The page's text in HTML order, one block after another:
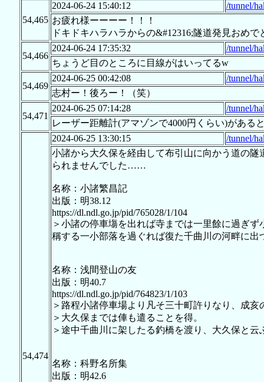
54,465
2024-06-24 15:40:12
/tunnel/
お疲れ様ーーーー！！！
ドキドキハラハラからの&#12316;隧道発見おめで
54,466
2024-06-24 17:35:32
/tunnel/
ちょうど目のところに目線がはいってるw
54,469
2024-06-25 00:42:08
/tunnel/
志村ー！後ろー！（笑）
54,471
2024-06-25 07:14:28
/tunnel/
レーザー距離計(アマゾンで4000円くらい)がある
54,474
2024-06-25 13:30:15
/tunnel/
小諸から大久保を経由して布引山に向かう道の
られませんでした……
名称：小諸繁昌記
出版：明38.12
https://dl.ndl.go.jp/pid/765028/1/104
＞小諸の停車塲を出れば寺までは一里餘に過ぎ
稱する一小部落を過ぐれば復た千曲川の河畔に
名称：浅間登山の友
出版：明40.7
https://dl.ndl.go.jp/pid/764823/1/103
＞路程小諸停車場より凡そ三十町許りなり、成亥
＞大久保までは俥も遣ることを得。
＞途中千曲川に架したる釣橋を渡り、大久保と
名称：科野名所集
出版：明42.6